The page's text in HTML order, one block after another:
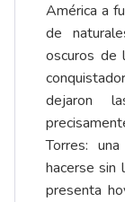
América a
de
oscuros de
dejaron
Torres:
hacerse sin
presenta